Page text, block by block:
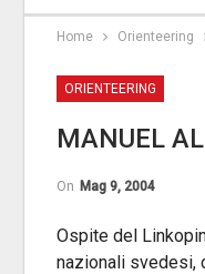
Home Orienteering
ORIENTEERING
MANUEL
On Mag 9, 2004
Ospite del
nazionali svedesi,